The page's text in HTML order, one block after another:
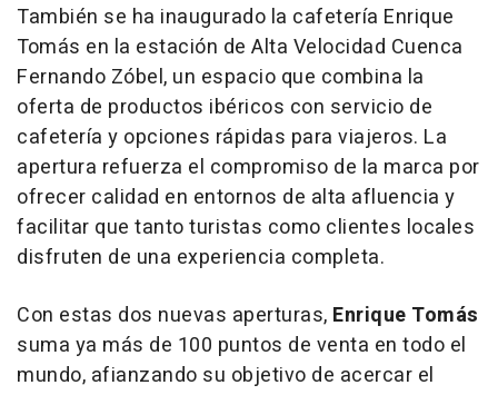
También se ha inaugurado la cafetería Enrique
Tomás en la estación de Alta Velocidad Cuenca
Fernando Zóbel, un espacio que combina la
oferta de productos ibéricos con servicio de
cafetería y opciones rápidas para viajeros. La
apertura refuerza el compromiso de la marca por
ofrecer calidad en entornos de alta afluencia y
facilitar que tanto turistas como clientes locales
disfruten de una experiencia completa.
Con estas dos nuevas aperturas, Enrique Tomás
suma ya más de 100 puntos de venta en todo el
mundo, afianzando su objetivo de acercar el